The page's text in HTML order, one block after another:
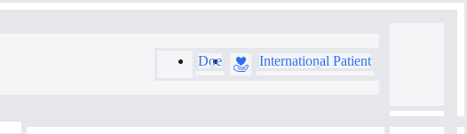
Doe International Patient